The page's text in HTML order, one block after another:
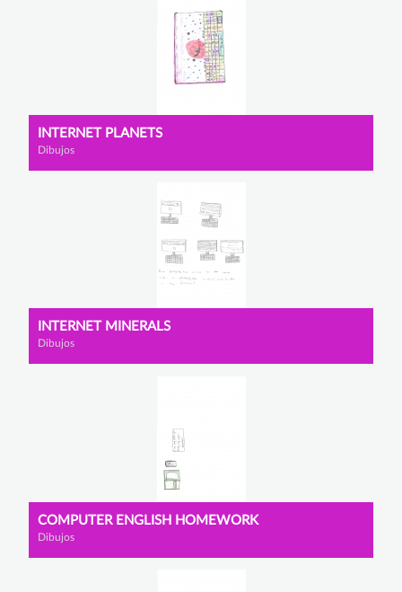
INTERNET PLANETS
Dibujos
INTERNET MINERALS
Dibujos
COMPUTER ENGLISH HOMEWORK
Dibujos